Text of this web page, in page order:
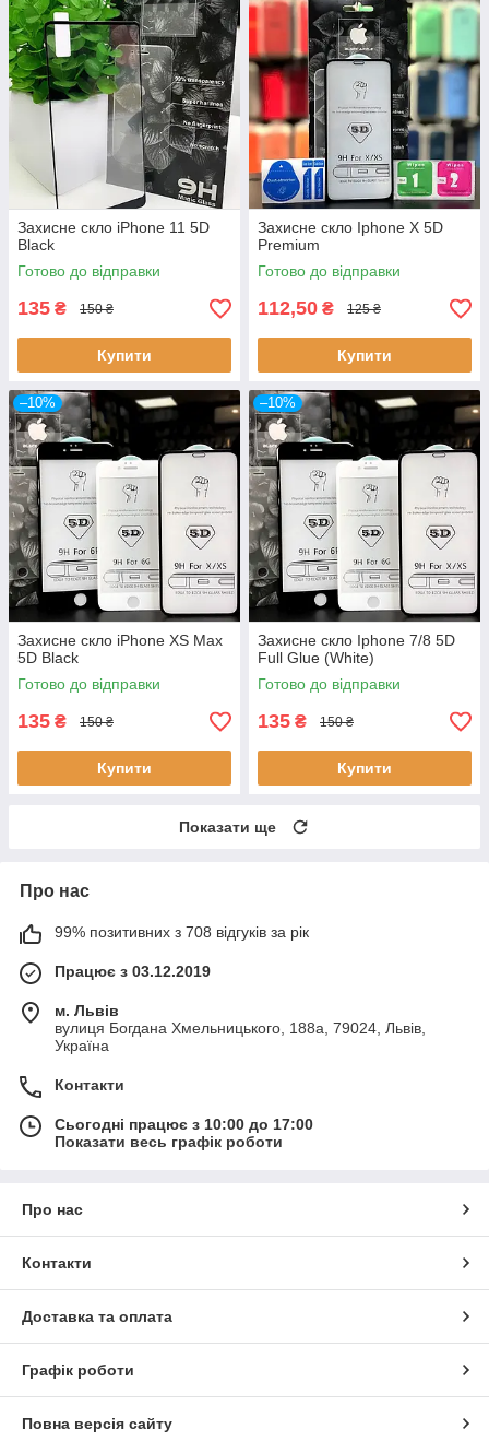
Захисне скло iPhone 11 5D
Black
Готово до відправки
135 ₴ 150 ₴
Купити
Захисне скло Iphone X 5D
Premium
Готово до відправки
112,50 ₴ 125 ₴
Купити
–10%
Захисне скло iPhone XS Max
5D Black
Готово до відправки
135 ₴ 150 ₴
Купити
–10%
Захисне скло Iphone 7/8 5D
Full Glue (White)
Готово до відправки
135 ₴ 150 ₴
Купити
Показати ще
Про нас
99% позитивних з 708 відгуків за рік
Працює з 03.12.2019
м. Львів
вулиця Богдана Хмельницького, 188а, 79024, Львів,
Україна
Контакти
Сьогодні працює з 10:00 до 17:00
Показати весь графік роботи
Про нас
Контакти
Доставка та оплата
Графік роботи
Повна версія сайту